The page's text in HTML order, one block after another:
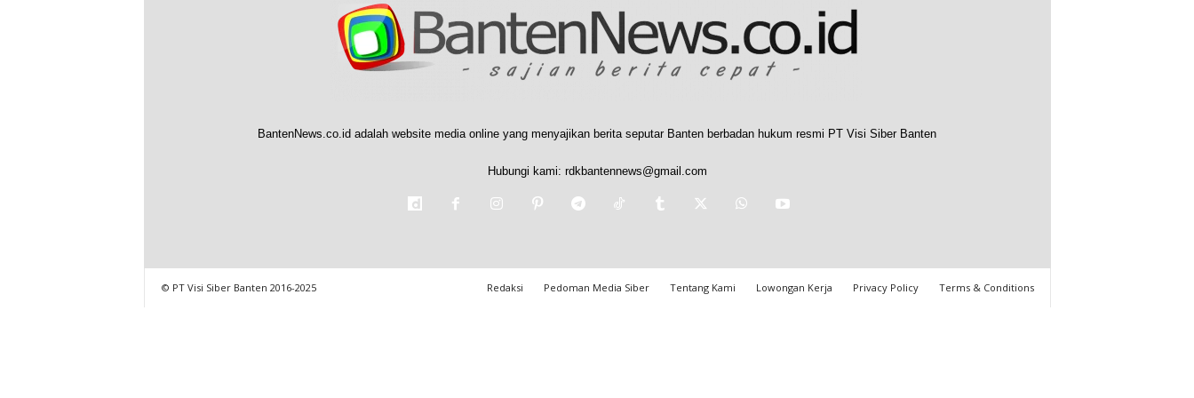
BantenNews.co.id adalah website media online yang menyajikan berita seputar Banten berbadan hukum resmi PT Visi Siber Banten
Hubungi kami: rdkbantennews@gmail.com
Redaksi Pedoman Media Siber Tentang Kami Lowongan Kerja Privacy Policy Terms & Conditions
© PT Visi Siber Banten 2016-2025